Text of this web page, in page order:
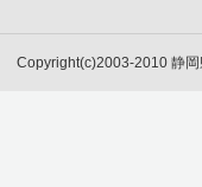
Copyright(c)2003-2010 静